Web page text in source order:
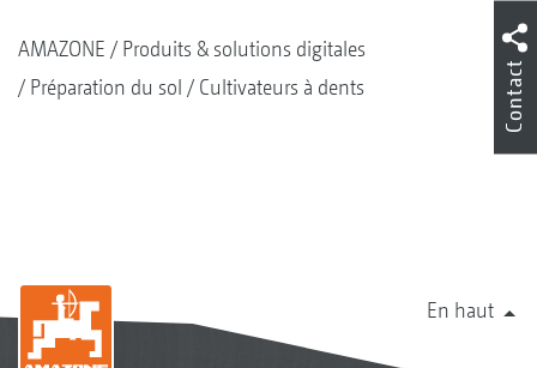
AMAZONE
Produits & solutions digitales
Préparation du sol
Cultivateurs à dents
En haut
Contact